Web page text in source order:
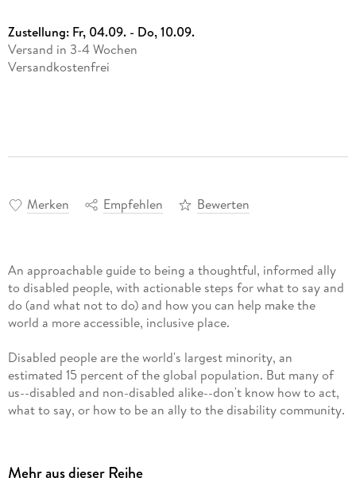
Zustellung: Fr, 04.09. - Do, 10.09.
Versand in 3-4 Wochen
Versandkostenfrei
Merken Empfehlen Bewerten
An approachable guide to being a thoughtful, informed ally
to disabled people, with actionable steps for what to say and
do (and what not to do) and how you can help make the
world a more accessible, inclusive place.
Disabled people are the world's largest minority, an
estimated 15 percent of the global population. But many of
us--disabled and non-disabled alike--don't know how to act,
what to say, or how to be an ally to the disability community.
Mehr aus dieser Reihe